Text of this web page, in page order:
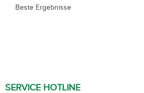
SERVICE HOTLINE